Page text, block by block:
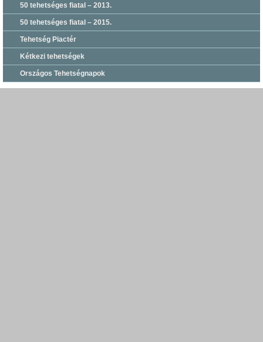
50 tehetséges fiatal – 2013.
50 tehetséges fiatal – 2015.
Tehetség Piactér
Kétkezi tehetségek
Országos Tehetségnapok